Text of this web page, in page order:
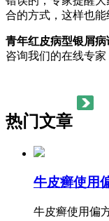
合的方式，这样也
青年红皮病型银屑病
咨询我们的在线专家
热门文章
牛皮癣使用
牛皮癣使用偏